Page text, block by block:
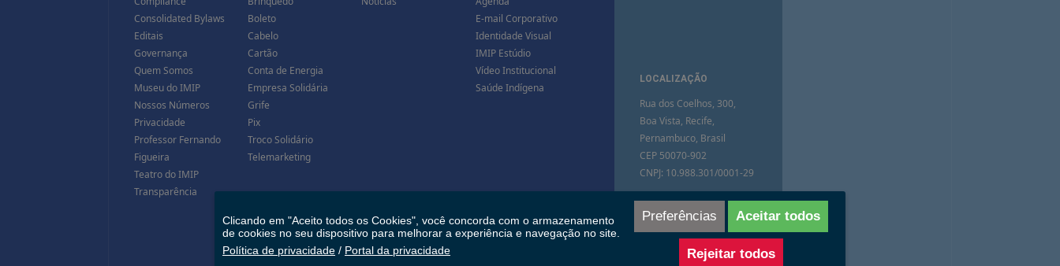
Consolidated Bylaws
Editais
Governança
Quem Somos
Museu do IMIP
Nossos Números
Privacidade
Professor Fernando
Figueira
Teatro do IMIP
Transparência
Boleto
Cabelo
Cartão
Conta de Energia
Empresa Solidária
Grife
Pix
Troco Solidário
Telemarketing
E-mail Corporativo
Identidade Visual
IMIP Estúdio
Vídeo Institucional
Saúde Indígena
LOCALIZAÇÃO
Rua dos Coelhos, 300,
Boa Vista, Recife,
Pernambuco, Brasil
CEP 50070-902
CNPJ: 10.988.301/0001-29
Clicando em "Aceito todos os Cookies", você concorda com o armazenamento
de cookies no seu dispositivo para melhorar a experiência e navegação no site.
Política de privacidade / Portal da privacidade
Preferências Aceitar todos
Rejeitar todos